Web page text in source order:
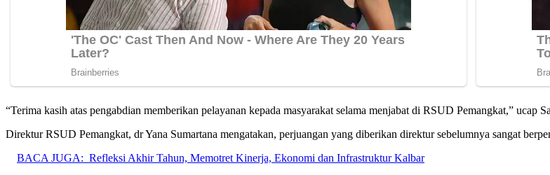
“Terima kasih atas pengabdian memberikan pelayanan kepada masyarakat selama menjabat di RSUD Pemangkat,” ucap
Direktur RSUD Pemangkat, dr Yana Sumartana mengatakan, perjuangan yang diberikan direktur sebelumnya sangat
BACA JUGA: Refleksi Akhir Tahun, Memotret Kinerja, Ekonomi dan Infrastruktur Kalbar